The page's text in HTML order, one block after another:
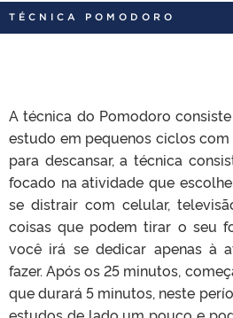
INTERNACIONAL
TÉCNICA POMODORO
A técnica do Pomodoro
estudo em pequenos ciclos
para descansar, a técnica
focado na atividade que
se distrair com celular,
coisas que podem tirar o seu
você irá se dedicar apenas à
fazer. Após os 25 minutos,
que durará 5 minutos, neste